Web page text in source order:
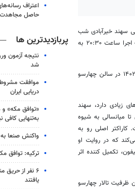
سهند خیرآبادی شب
گذشته ۹ بهمن در هفتمین روز از برگزاری چهل و سومین جشنواره بین المللی تئاتر فجر در یک اجرا ساعت ۲۰:۳۰ به
امیرمهدی ژوله و الیکا عبدالرزاقی بازیگران این اثر نمایشی بودند که پیش از این در آبان و آذر ۱۴۰۲ در سالن چهارسو
زیادی دارد، سهند
میانسالی به شیوه
کاراکتر اصلی رو به
که در روایت او
تکمیل کننده اثر
ظرفیت تالار چهارسو
اعتراف
حاصل مجاهدت
پربازدیدترین ها
شد
موافقت مشروط
دریایی ایران
«توافق مکه» و
به‌تنهایی
واکنش صنعا
ترکیه: توافق
۶ نفر از
یافتند